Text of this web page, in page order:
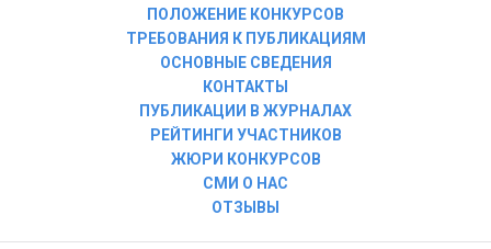
ПОЛОЖЕНИЕ КОНКУРСОВ
ТРЕБОВАНИЯ К ПУБЛИКАЦИЯМ
ОСНОВНЫЕ СВЕДЕНИЯ
КОНТАКТЫ
ПУБЛИКАЦИИ В ЖУРНАЛАХ
РЕЙТИНГИ УЧАСТНИКОВ
ЖЮРИ КОНКУРСОВ
СМИ О НАС
ОТЗЫВЫ